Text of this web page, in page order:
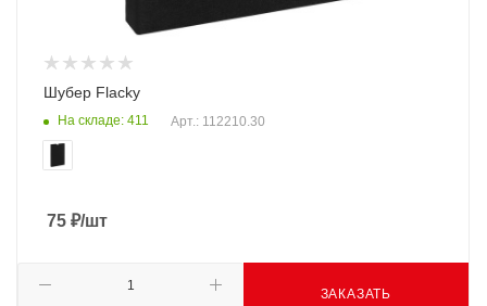
Шубер Flacky
На складе: 411 Арт.: 112210.30
75 ₽/шт
ЗАКАЗАТЬ